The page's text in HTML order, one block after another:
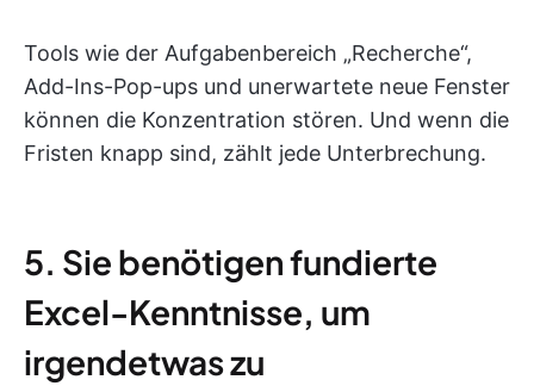
Tools wie der Aufgabenbereich „Recherche“,
Add-Ins-Pop-ups und unerwartete neue Fenster
können die Konzentration stören. Und wenn die
Fristen knapp sind, zählt jede Unterbrechung.
5. Sie benötigen fundierte
Excel-Kenntnisse, um
irgendetwas zu